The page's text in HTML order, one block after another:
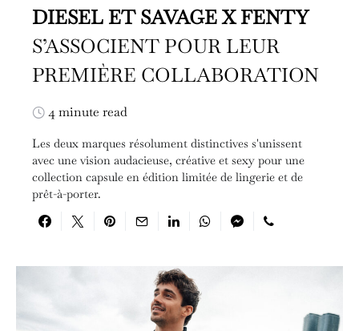
DIESEL ET SAVAGE X FENTY
S’ASSOCIENT POUR LEUR
PREMIÈRE COLLABORATION
4 minute read
Les deux marques résolument distinctives s'unissent
avec une vision audacieuse, créative et sexy pour une
collection capsule en édition limitée de lingerie et de
prêt-à-porter.